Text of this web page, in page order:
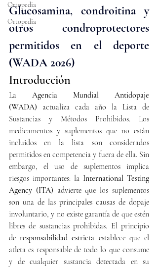
Ortopedia
Ortopedia
Glucosamina, condroitina y
otros condroprotectores
permitidos en el deporte
(WADA 2026)
Introducción
La Agencia Mundial Antidopaje
(WADA) actualiza cada año la Lista de
Sustancias y Métodos Prohibidos. Los
medicamentos y suplementos que no están
incluidos en la lista son considerados
permitidos en competencia y fuera de ella. Sin
embargo, el uso de suplementos implica
riesgos importantes: la International Testing
Agency (ITA) advierte que los suplementos
son una de las principales causas de dopaje
involuntario, y no existe garantía de que estén
libres de sustancias prohibidas. El principio
de responsabilidad estricta establece que el
atleta es responsable de todo lo que consume
y de cualquier sustancia detectada en su